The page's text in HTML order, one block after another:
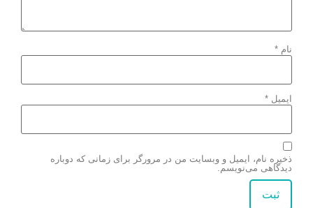
نام *
ایمیل *
ذخیره نام، ایمیل و وبسایت من در مرورگر برای زمانی که دوباره
دیدگاهی می‌نویسم.